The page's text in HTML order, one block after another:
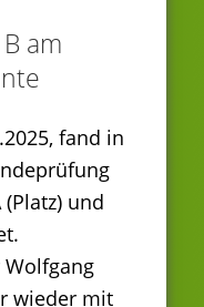
am
fand in
und
wieder mit